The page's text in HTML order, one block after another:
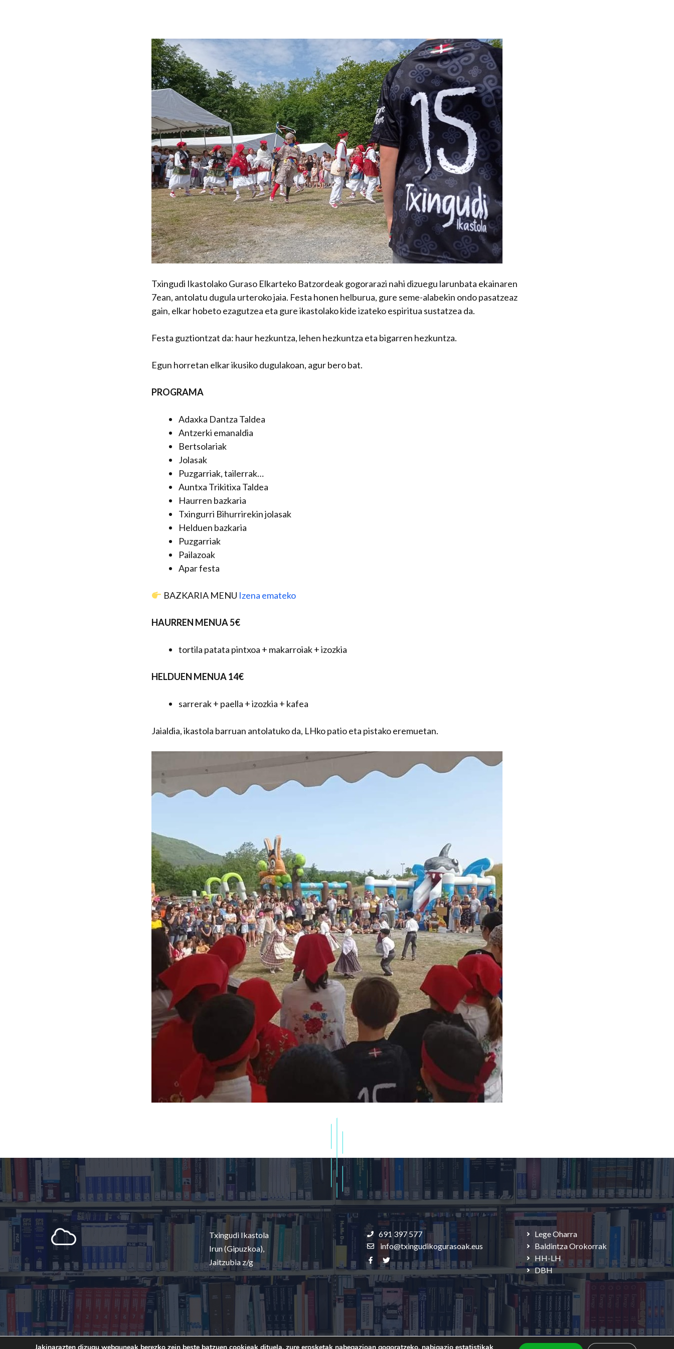
Txingudi Ikastolako Guraso Elkarteko Batzordeak gogorarazi nahi dizuegu larunbata ekainaren
7ean, antolatu dugula urteroko jaia. Festa honen helburua, gure seme-alabekin ondo pasatzeaz
gain, elkar hobeto ezagutzea eta gure ikastolako kide izateko espiritua sustatzea da.
Festa guztiontzat da: haur hezkuntza, lehen hezkuntza eta bigarren hezkuntza.
Egun horretan elkar ikusiko dugulakoan, agur bero bat.
PROGRAMA
Adaxka Dantza Taldea
Antzerki emanaldia
Bertsolariak
Jolasak
Puzgarriak, tailerrak…
Auntxa Trikitixa Taldea
Haurren bazkaria
Txingurri Bihurrirekin jolasak
Helduen bazkaria
Puzgarriak
Pailazoak
Apar festa
BAZKARIA MENU Izena emateko
HAURREN MENUA 5€
tortila patata pintxoa + makarroiak + izozkia
HELDUEN MENUA 14€
sarrerak + paella + izozkia + kafea
Jaialdia, ikastola barruan antolatuko da, LHko patio eta pistako eremuetan.
Txingudi Ikastola
Irun (Gipuzkoa),
Jaitzubia z/g
691 397 577
info@txingudikogurasoak.eus
Lege Oharra
Baldintza Orokorrak
HH-LH
DBH